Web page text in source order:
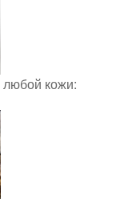
кожи: